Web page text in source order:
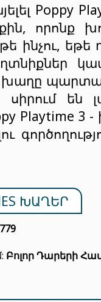
Poppy
որոնք
ինչու, եթե
սիրում են
Playtime 3
ԽԱՂԵՐ
Բոլոր Դարերի